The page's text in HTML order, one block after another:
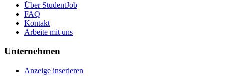
Über StudentJob
FAQ
Kontakt
Arbeite mit uns
Unternehmen
Anzeige inserieren